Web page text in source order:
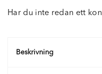
Har du inte redan ett
Beskrivning